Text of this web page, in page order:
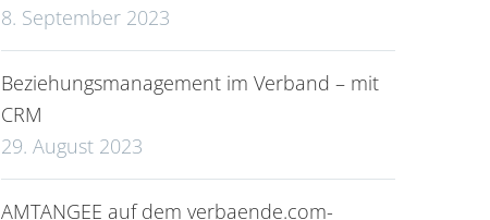
8. September 2023
Beziehungsmanagement im Verband – mit
CRM
29. August 2023
AMTANGEE auf dem verbaende.com-